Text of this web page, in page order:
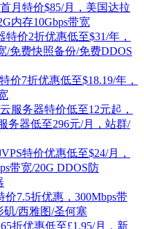
月特价$85/月，美国达拉
内存10Gbps带宽
特价2折优惠低至$31/年，
/免费快照备份/免费DDOS
价7折优惠低至$18.19/年，
服务器特价低至12元起，
务器低至296元/月，站群/
特价优惠低至$24/月，
带宽/20G DDOS防
价7.5折优惠，300Mbps带
矶/西雅图/圣何塞
折优惠低至£1.95/月，新